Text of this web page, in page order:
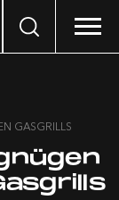
Search
GASGRILLS